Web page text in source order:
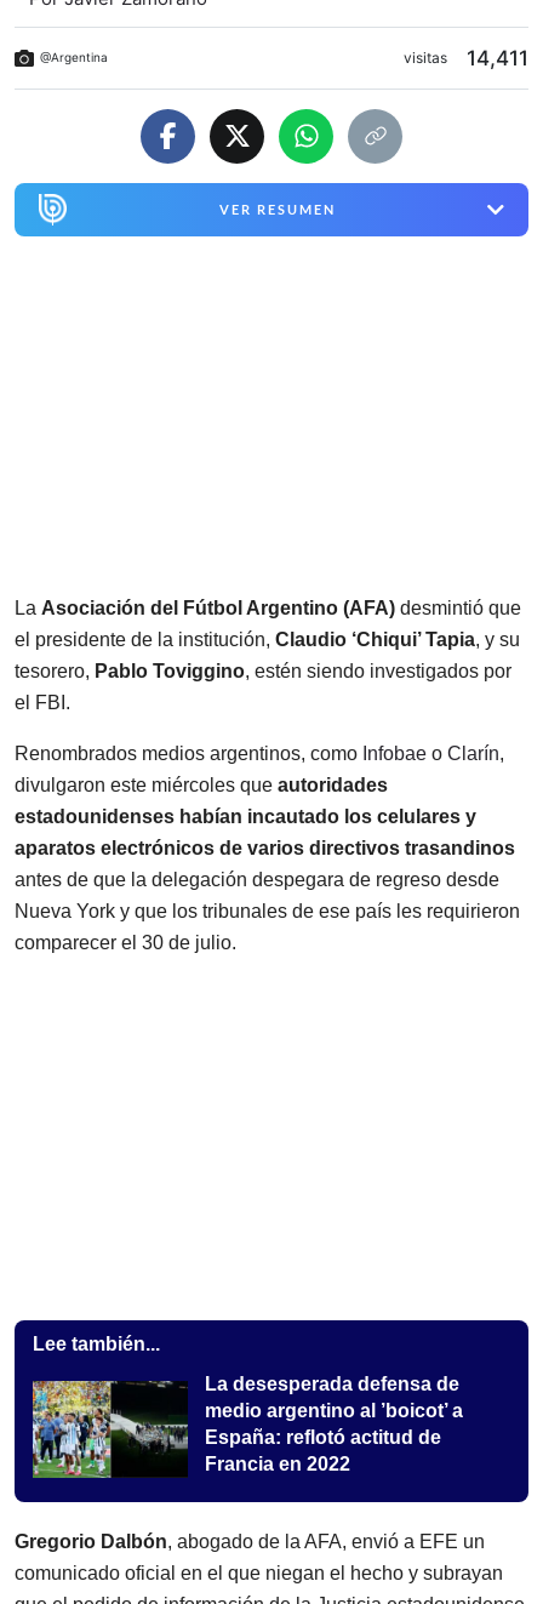
@Argentina visitas 14,411
VER RESUMEN
La Asociación del Fútbol Argentino (AFA) desmintió que
el presidente de la institución, Claudio ‘Chiqui’ Tapia, y su
tesorero, Pablo Toviggino, estén siendo investigados por
el FBI.
Renombrados medios argentinos, como Infobae o Clarín,
divulgaron este miércoles que autoridades
estadounidenses habían incautado los celulares y
aparatos electrónicos de varios directivos trasandinos
antes de que la delegación despegara de regreso desde
Nueva York y que los tribunales de ese país les requirieron
comparecer el 30 de julio.
Lee también...
La desesperada defensa de
medio argentino al ’boicot’ a
España: reflotó actitud de
Francia en 2022
Gregorio Dalbón, abogado de la AFA, envió a EFE un
comunicado oficial en el que niegan el hecho y subrayan